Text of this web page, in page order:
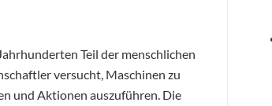
Teil der menschlichen
versucht, Maschinen zu
und Aktionen auszuführen. Die